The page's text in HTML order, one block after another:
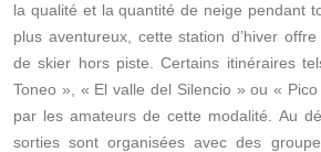
la qualité et la quantité de neige pendant
plus aventureux, cette station d’hiver
de skier hors piste. Certains itinéraires
Toneo », « El valle del Silencio » ou «
par les amateurs de cette modalité. Au
sorties sont organisées avec des